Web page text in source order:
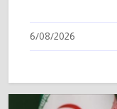
6/08/2026